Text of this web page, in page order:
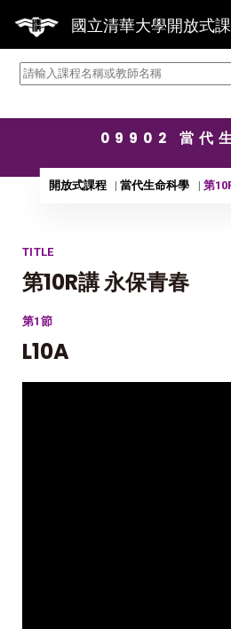
國立清華大學開放式
09902 當代
開放式課程 當代生命科學 第
TITLE
第10R講 永保青春
第1節
L10A